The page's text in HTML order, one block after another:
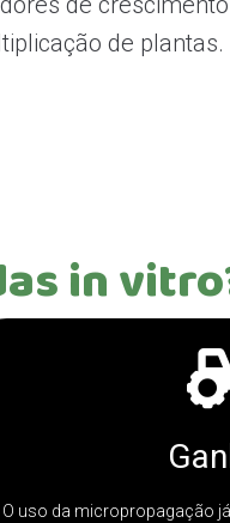
de plantas.
in
O uso da micropropagação